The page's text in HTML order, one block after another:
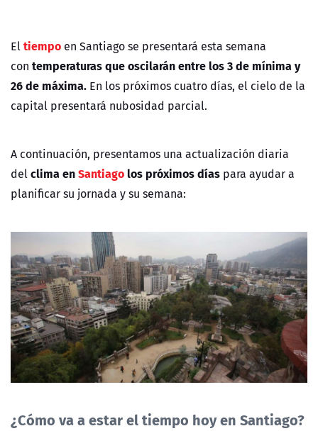
Eltiempo en Santiago se presentará esta semana
con temperaturas que oscilarán entre los 3 de mínima y
26 de máxima. En los próximos cuatro días, el cielo de la
capital presentará nubosidad parcial.
A continuación, presentamos una actualización diaria
delclima enSantiago los próximos días para ayudar a
planificar su jornada y su semana:
¿Cómo va a estar el tiempo hoy en Santiago?